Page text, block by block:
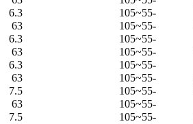
-55~105
6.3
-55~105
63
-55~105
6.3
-55~105
63
-55~105
6.3
-55~105
63
-55~105
7.5
-55~105
63
-55~105
7.5